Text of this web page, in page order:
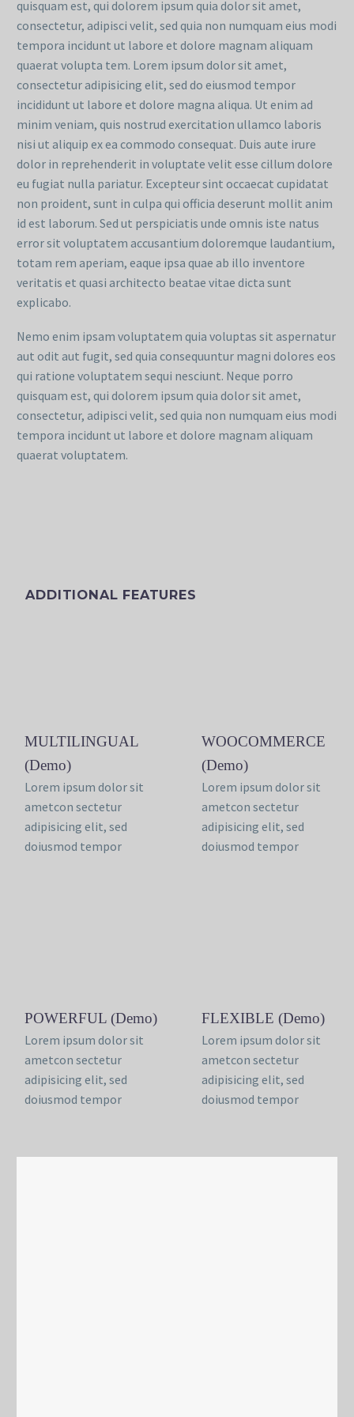
quisquam est, qui dolorem ipsum quia dolor sit amet,
consectetur, adipisci velit, sed quia non numquam eius modi
tempora incidunt ut labore et dolore magnam aliquam
quaerat volupta tem. Lorem ipsum dolor sit amet,
consectetur adipisicing elit, sed do eiusmod tempor
incididunt ut labore et dolore magna aliqua. Ut enim ad
minim veniam, quis nostrud exercitation ullamco laboris
nisi ut aliquip ex ea commodo consequat. Duis aute irure
dolor in reprehenderit in voluptate velit esse cillum dolore
eu fugiat nulla pariatur. Excepteur sint occaecat cupidatat
non proident, sunt in culpa qui officia deserunt mollit anim
id est laborum. Sed ut perspiciatis unde omnis iste natus
error sit voluptatem accusantium doloremque laudantium,
totam rem aperiam, eaque ipsa quae ab illo inventore
veritatis et quasi architecto beatae vitae dicta sunt
explicabo.
Nemo enim ipsam voluptatem quia voluptas sit aspernatur
aut odit aut fugit, sed quia consequuntur magni dolores eos
qui ratione voluptatem sequi nesciunt. Neque porro
quisquam est, qui dolorem ipsum quia dolor sit amet,
consectetur, adipisci velit, sed quia non numquam eius modi
tempora incidunt ut labore et dolore magnam aliquam
quaerat voluptatem.
ADDITIONAL FEATURES
MULTILINGUAL
(Demo)
Lorem ipsum dolor sit
ametcon sectetur
adipisicing elit, sed
doiusmod tempor
WOOCOMMERCE
(Demo)
Lorem ipsum dolor sit
ametcon sectetur
adipisicing elit, sed
doiusmod tempor
POWERFUL (Demo)
Lorem ipsum dolor sit
ametcon sectetur
adipisicing elit, sed
doiusmod tempor
FLEXIBLE (Demo)
Lorem ipsum dolor sit
ametcon sectetur
adipisicing elit, sed
doiusmod tempor